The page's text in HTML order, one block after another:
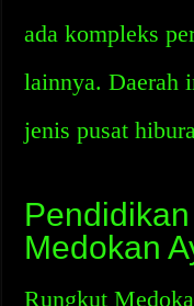
ada kompleks
lainnya. Daerah
jenis pusat
Medokan
Rungkut